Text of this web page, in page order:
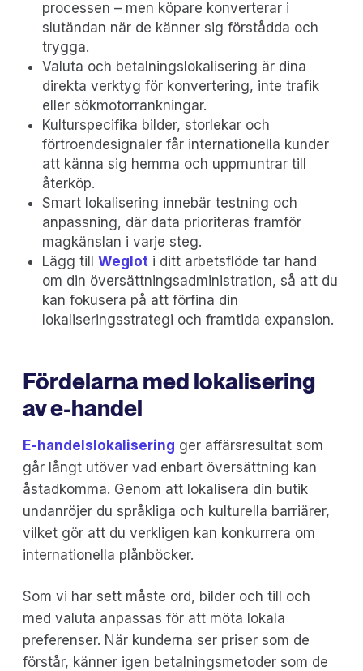
processen – men köpare konverterar i
slutändan när de känner sig förstådda och
trygga.
Valuta och betalningslokalisering är dina
direkta verktyg för konvertering, inte trafik
eller sökmotorrankningar.
Kulturspecifika bilder, storlekar och
förtroendesignaler får internationella kunder
att känna sig hemma och uppmuntrar till
återköp.
Smart lokalisering innebär testning och
anpassning, där data prioriteras framför
magkänslan i varje steg.
Lägg till Weglot i ditt arbetsflöde tar hand
om din översättningsadministration, så att du
kan fokusera på att förfina din
lokaliseringsstrategi och framtida expansion.
Fördelarna med lokalisering
av e-handel
E-handelslokalisering ger affärsresultat som
går långt utöver vad enbart översättning kan
åstadkomma. Genom att lokalisera din butik
undanröjer du språkliga och kulturella barriärer,
vilket gör att du verkligen kan konkurrera om
internationella plånböcker.
Som vi har sett måste ord, bilder och till och
med valuta anpassas för att möta lokala
preferenser. När kunderna ser priser som de
förstår, känner igen betalningsmetoder som de